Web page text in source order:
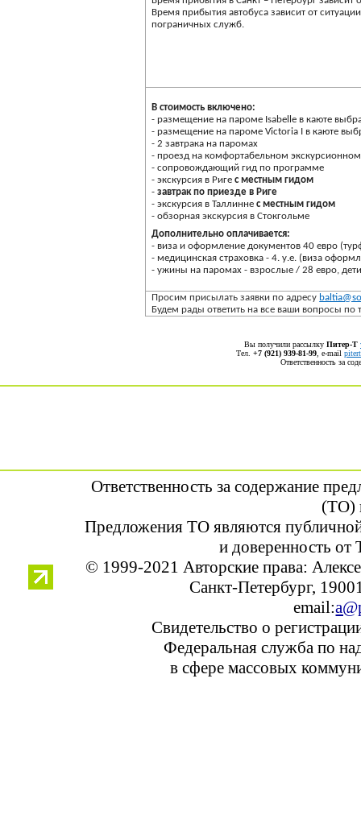
Время прибытия автобуса зависит от
пограничных служб.
В стоимость включено:
- размещение на пароме Isabelle в каюте
- размещение на пароме Victoria I в каюте
- 2 завтрака на паромах
- проезд на комфортабельном
- сопровождающий гид по программе
- экскурсия в Ригес местным гидом
-завтрак по приезде в Риге
- экскурсия в Таллиннес местным гидом
- обзорная экскурсия в Стокгольме
Дополнительно оплачивается:
- виза и оформление документов 40 евро
- медицинская страховка - 4. у.е. (виза
- ужины на паромах - взрослые / 28 евро,
Просим присылать заявки по адресу
Будем рады ответить на все ваши вопросы по
Вы получили рассылку Питер-Т
Тел. +7 (921) 939-81-99, е-mail
Ответственность за
Ответственность за содержание
(ТО)
Предложения ТО являются
и доверенность от
© 1999-2021 Авторские права:
Санкт-Петербург,
email:
Свидетельство о
Федеральная служба по
в сфере массовых